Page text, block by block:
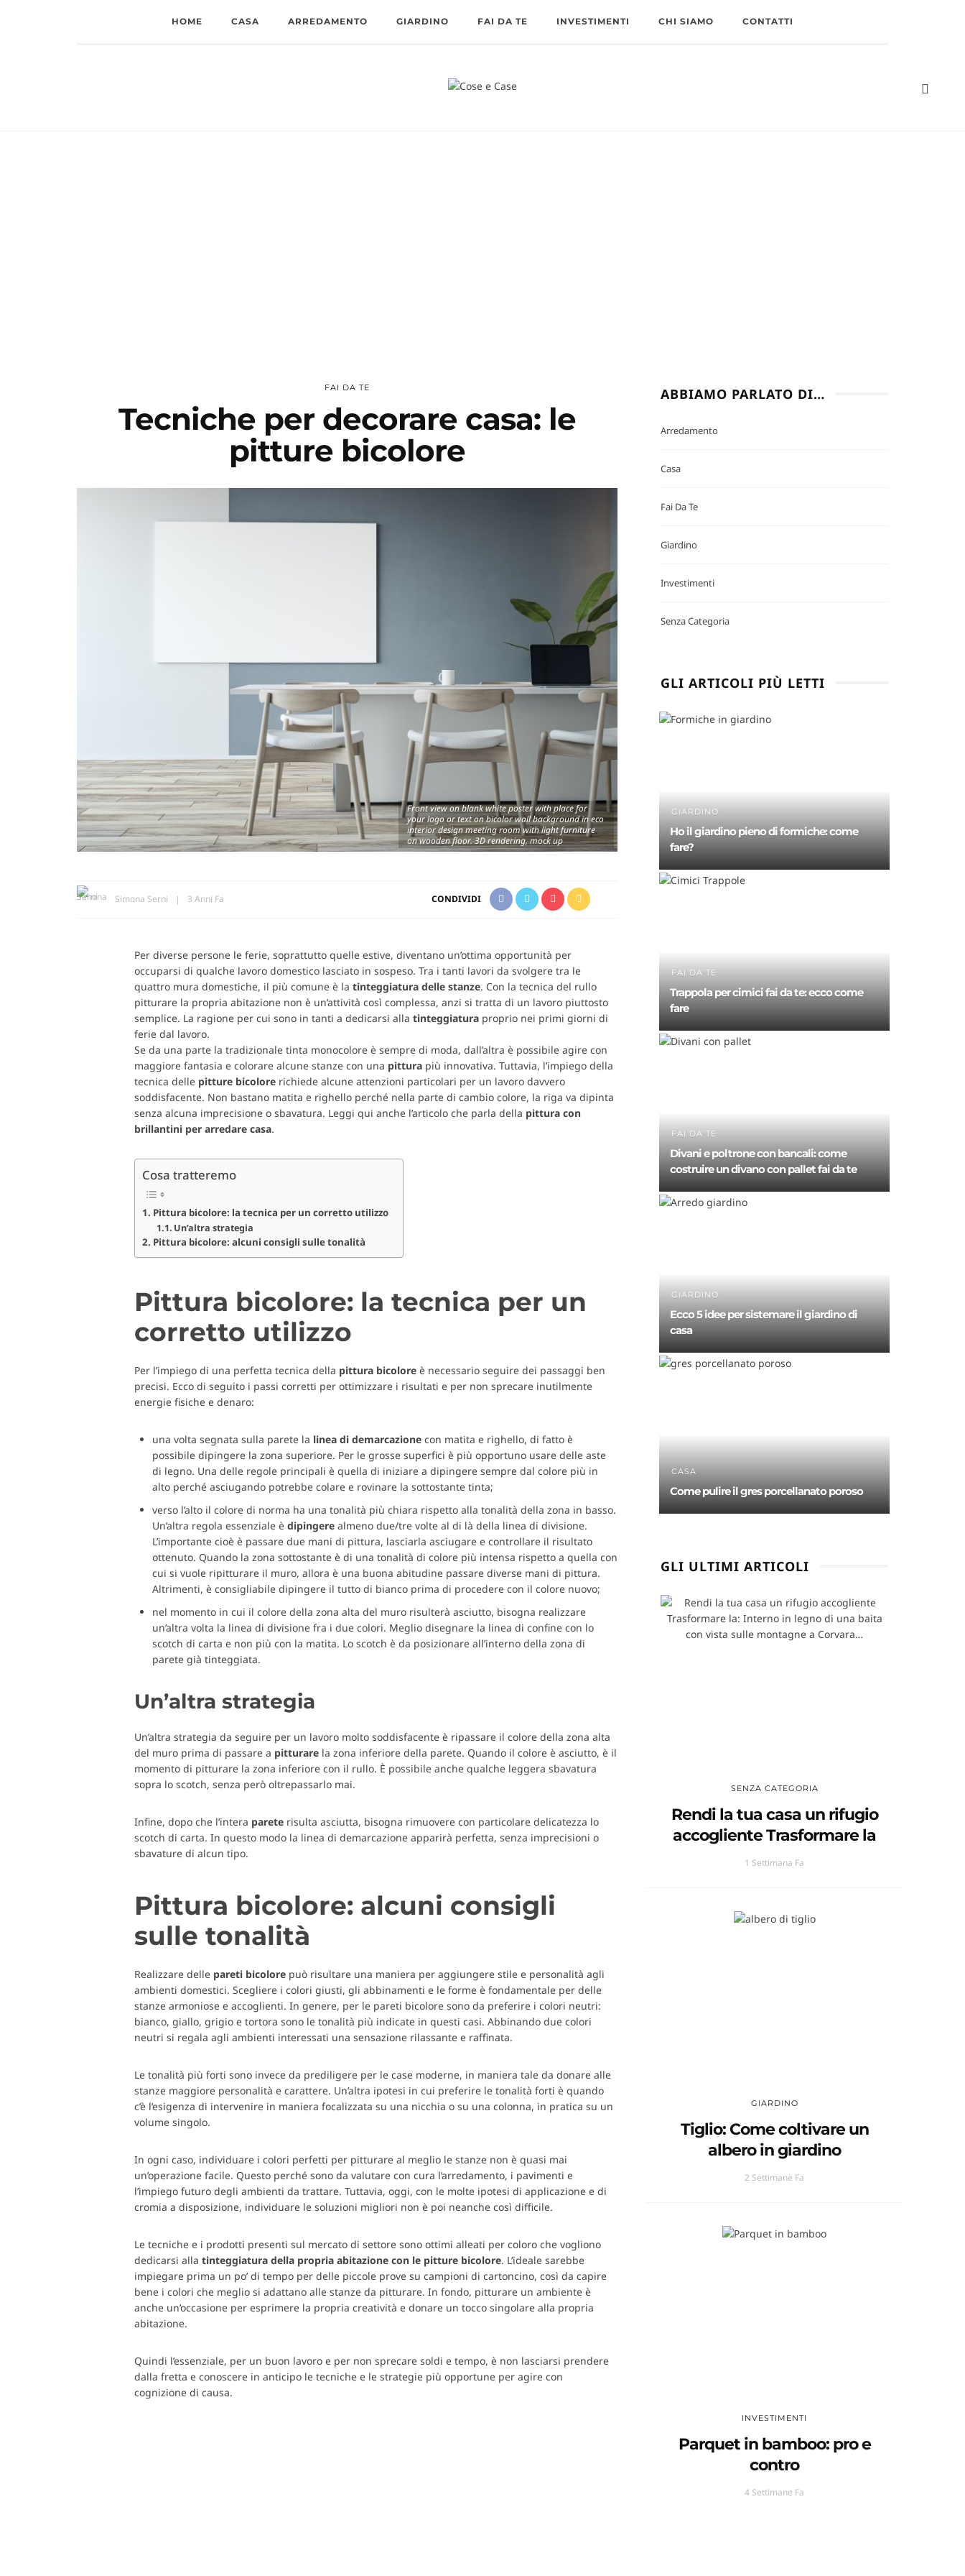
HOME CASA ARREDAMENTO GIARDINO FAI DA TE INVESTIMENTI CHI SIAMO CONTATTI
FAI DA TE
Tecniche per decorare casa: le
pitture bicolore
Front view on blank white poster with place for
your logo or text on bicolor wall background in eco
interior design meeting room with light furniture
on wooden floor. 3D rendering, mock up
Simona Serni 3 Anni Fa CONDIVIDI
Per diverse persone le ferie, soprattutto quelle estive, diventano un’ottima opportunità per
occuparsi di qualche lavoro domestico lasciato in sospeso. Tra i tanti lavori da svolgere tra le
quattro mura domestiche, il più comune è la tinteggiatura delle stanze. Con la tecnica del rullo
pitturare la propria abitazione non è un’attività così complessa, anzi si tratta di un lavoro piuttosto
semplice. La ragione per cui sono in tanti a dedicarsi alla tinteggiatura proprio nei primi giorni di
ferie dal lavoro.
Se da una parte la tradizionale tinta monocolore è sempre di moda, dall’altra è possibile agire con
maggiore fantasia e colorare alcune stanze con una pittura più innovativa. Tuttavia, l’impiego della
tecnica delle pitture bicolore richiede alcune attenzioni particolari per un lavoro davvero
soddisfacente. Non bastano matita e righello perché nella parte di cambio colore, la riga va dipinta
senza alcuna imprecisione o sbavatura. Leggi qui anche l’articolo che parla della pittura con
brillantini per arredare casa.
Cosa tratteremo
Pittura bicolore: la tecnica per un corretto utilizzo
Un’altra strategia
Pittura bicolore: alcuni consigli sulle tonalità
Pittura bicolore: la tecnica per un
corretto utilizzo
Per l’impiego di una perfetta tecnica della pittura bicolore è necessario seguire dei passaggi ben
precisi. Ecco di seguito i passi corretti per ottimizzare i risultati e per non sprecare inutilmente
energie fisiche e denaro:
una volta segnata sulla parete la linea di demarcazione con matita e righello, di fatto è
possibile dipingere la zona superiore. Per le grosse superfici è più opportuno usare delle aste
di legno. Una delle regole principali è quella di iniziare a dipingere sempre dal colore più in
alto perché asciugando potrebbe colare e rovinare la sottostante tinta;
verso l’alto il colore di norma ha una tonalità più chiara rispetto alla tonalità della zona in basso.
Un’altra regola essenziale è dipingere almeno due/tre volte al di là della linea di divisione.
L’importante cioè è passare due mani di pittura, lasciarla asciugare e controllare il risultato
ottenuto. Quando la zona sottostante è di una tonalità di colore più intensa rispetto a quella con
cui si vuole ripitturare il muro, allora è una buona abitudine passare diverse mani di pittura.
Altrimenti, è consigliabile dipingere il tutto di bianco prima di procedere con il colore nuovo;
nel momento in cui il colore della zona alta del muro risulterà asciutto, bisogna realizzare
un’altra volta la linea di divisione fra i due colori. Meglio disegnare la linea di confine con lo
scotch di carta e non più con la matita. Lo scotch è da posizionare all’interno della zona di
parete già tinteggiata.
Un’altra strategia
Un’altra strategia da seguire per un lavoro molto soddisfacente è ripassare il colore della zona alta
del muro prima di passare a pitturare la zona inferiore della parete. Quando il colore è asciutto, è il
momento di pitturare la zona inferiore con il rullo. È possibile anche qualche leggera sbavatura
sopra lo scotch, senza però oltrepassarlo mai.
Infine, dopo che l’intera parete risulta asciutta, bisogna rimuovere con particolare delicatezza lo
scotch di carta. In questo modo la linea di demarcazione apparirà perfetta, senza imprecisioni o
sbavature di alcun tipo.
Pittura bicolore: alcuni consigli
sulle tonalità
Realizzare delle pareti bicolore può risultare una maniera per aggiungere stile e personalità agli
ambienti domestici. Scegliere i colori giusti, gli abbinamenti e le forme è fondamentale per delle
stanze armoniose e accoglienti. In genere, per le pareti bicolore sono da preferire i colori neutri:
bianco, giallo, grigio e tortora sono le tonalità più indicate in questi casi. Abbinando due colori
neutri si regala agli ambienti interessati una sensazione rilassante e raffinata.
Le tonalità più forti sono invece da prediligere per le case moderne, in maniera tale da donare alle
stanze maggiore personalità e carattere. Un’altra ipotesi in cui preferire le tonalità forti è quando
c’è l’esigenza di intervenire in maniera focalizzata su una nicchia o su una colonna, in pratica su un
volume singolo.
In ogni caso, individuare i colori perfetti per pitturare al meglio le stanze non è quasi mai
un’operazione facile. Questo perché sono da valutare con cura l’arredamento, i pavimenti e
l’impiego futuro degli ambienti da trattare. Tuttavia, oggi, con le molte ipotesi di applicazione e di
cromia a disposizione, individuare le soluzioni migliori non è poi neanche così difficile.
Le tecniche e i prodotti presenti sul mercato di settore sono ottimi alleati per coloro che vogliono
dedicarsi alla tinteggiatura della propria abitazione con le pitture bicolore. L’ideale sarebbe
impiegare prima un po’ di tempo per delle piccole prove su campioni di cartoncino, così da capire
bene i colori che meglio si adattano alle stanze da pitturare. In fondo, pitturare un ambiente è
anche un’occasione per esprimere la propria creatività e donare un tocco singolare alla propria
abitazione.
Quindi l’essenziale, per un buon lavoro e per non sprecare soldi e tempo, è non lasciarsi prendere
dalla fretta e conoscere in anticipo le tecniche e le strategie più opportune per agire con
cognizione di causa.
ABBIAMO PARLATO DI…
Arredamento
Casa
Fai Da Te
Giardino
Investimenti
Senza Categoria
GLI ARTICOLI PIÙ LETTI
GIARDINO
Ho il giardino pieno di formiche: come
fare?
FAI DA TE
Trappola per cimici fai da te: ecco come
fare
FAI DA TE
Divani e poltrone con bancali: come
costruire un divano con pallet fai da te
GIARDINO
Ecco 5 idee per sistemare il giardino di
casa
CASA
Come pulire il gres porcellanato poroso
GLI ULTIMI ARTICOLI
SENZA CATEGORIA
Rendi la tua casa un rifugio
accogliente Trasformare la
1 Settimana Fa
GIARDINO
Tiglio: Come coltivare un
albero in giardino
2 Settimane Fa
INVESTIMENTI
Parquet in bamboo: pro e
contro
4 Settimane Fa